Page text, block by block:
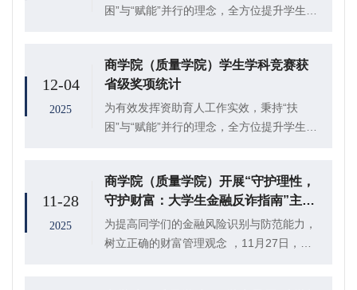
困”与“赋能”并行的理念，全方位提升学生专
自我价值的飞跃。在此过程中，学院困难学
生获得省...
12-04
2025
商学院（质量学院）学生学科竞赛获
省级奖项统计
为有效发挥资助育人工作实效，秉持“扶
困”与“赋能”并行的理念，全方位提升学生专
自我价值的飞跃。在此过程中，学院困难学
生获得校...
11-28
2025
商学院（质量学院）开展“守护理性，
守护财富：大学生金融反诈指南”主题
讲座
为提高同学们的金融风险识别与防范能力，
树立正确的财富管理观念 ，11月27日，商